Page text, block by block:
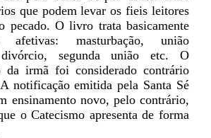
que podem levar os fieis leitores
pecado. O livro trata basicamente
afetivas: masturbação, união
divórcio, segunda união etc. O
da irmã foi considerado contrário
notificação emitida pela Santa Sé
ensinamento novo, pelo contrário,
o Catecismo apresenta de forma